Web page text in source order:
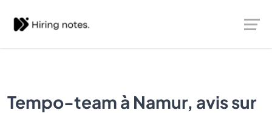
Tempo-team à Namur, avis sur